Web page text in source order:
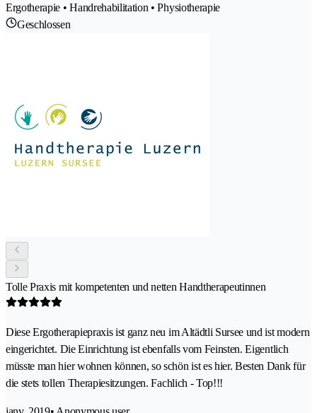
Ergotherapie • Handrehabilitation • Physiotherapie
Geschlossen
Tolle Praxis mit kompetenten und netten Handtherapeutinnen
Diese Ergotherapiepraxis ist ganz neu im Altädtli Sursee und ist modern
eingerichtet. Die Einrichtung ist ebenfalls vom Feinsten. Eigentlich
müsste man hier wohnen können, so schön ist es hier. Besten Dank für
die stets tollen Therapiesitzungen. Fachlich - Top!!!